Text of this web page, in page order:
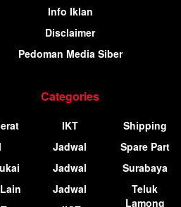
Info Iklan
Disclaimer
Pedoman Media Siber
Categories
IKT
Jadwal
Jadwal
Jadwal
Shipping
Spare Part
Surabaya
Teluk
Lamong